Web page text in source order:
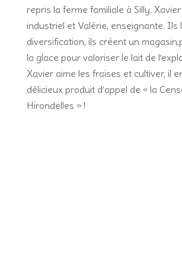
repris la ferme familiale à Silly.
industriel et Valérie, enseignante. Ils
diversification, ils créent un
la glace pour valoriser le lait de
Xavier aime les fraises et cultiver, il
délicieux produit d’appel de « la
Hirondelles » !